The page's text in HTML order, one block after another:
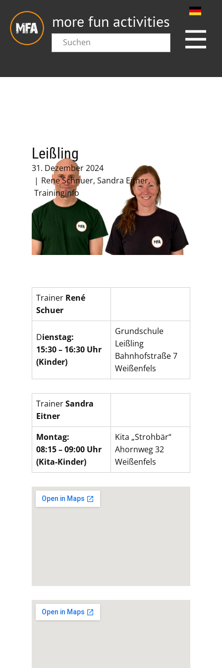
more fun activities
Leißling
31. Dezember 2024
Rene Schnuer, Sandra Eitner,
Traininginfo
Trainer René
Schuer
Dienstag:
15:30 – 16:30 Uhr
(Kinder)
Grundschule
Leißling
Bahnhofstraße 7
Weißenfels
TrainerSandra
Eitner
Montag:
08:15 – 09:00 Uhr
(Kita-Kinder)
Kita „Strohbär“
Ahornweg 32
Weißenfels